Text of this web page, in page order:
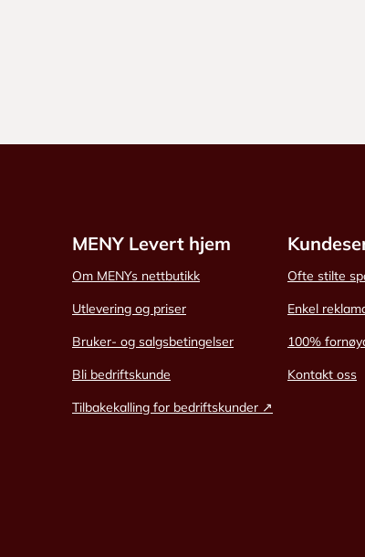
MENY Levert hjem
Om MENYs nettbutikk
Utlevering og priser
Bruker- og salgsbetingelser
Bli bedriftskunde
Tilbakekalling for bedriftskunder ↗
Ofte stilte
Enkel
100%
Kontakt oss